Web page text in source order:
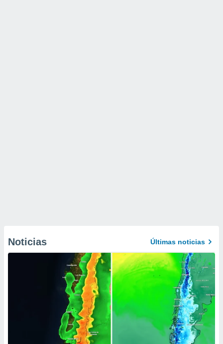
Noticias Últimas noticias